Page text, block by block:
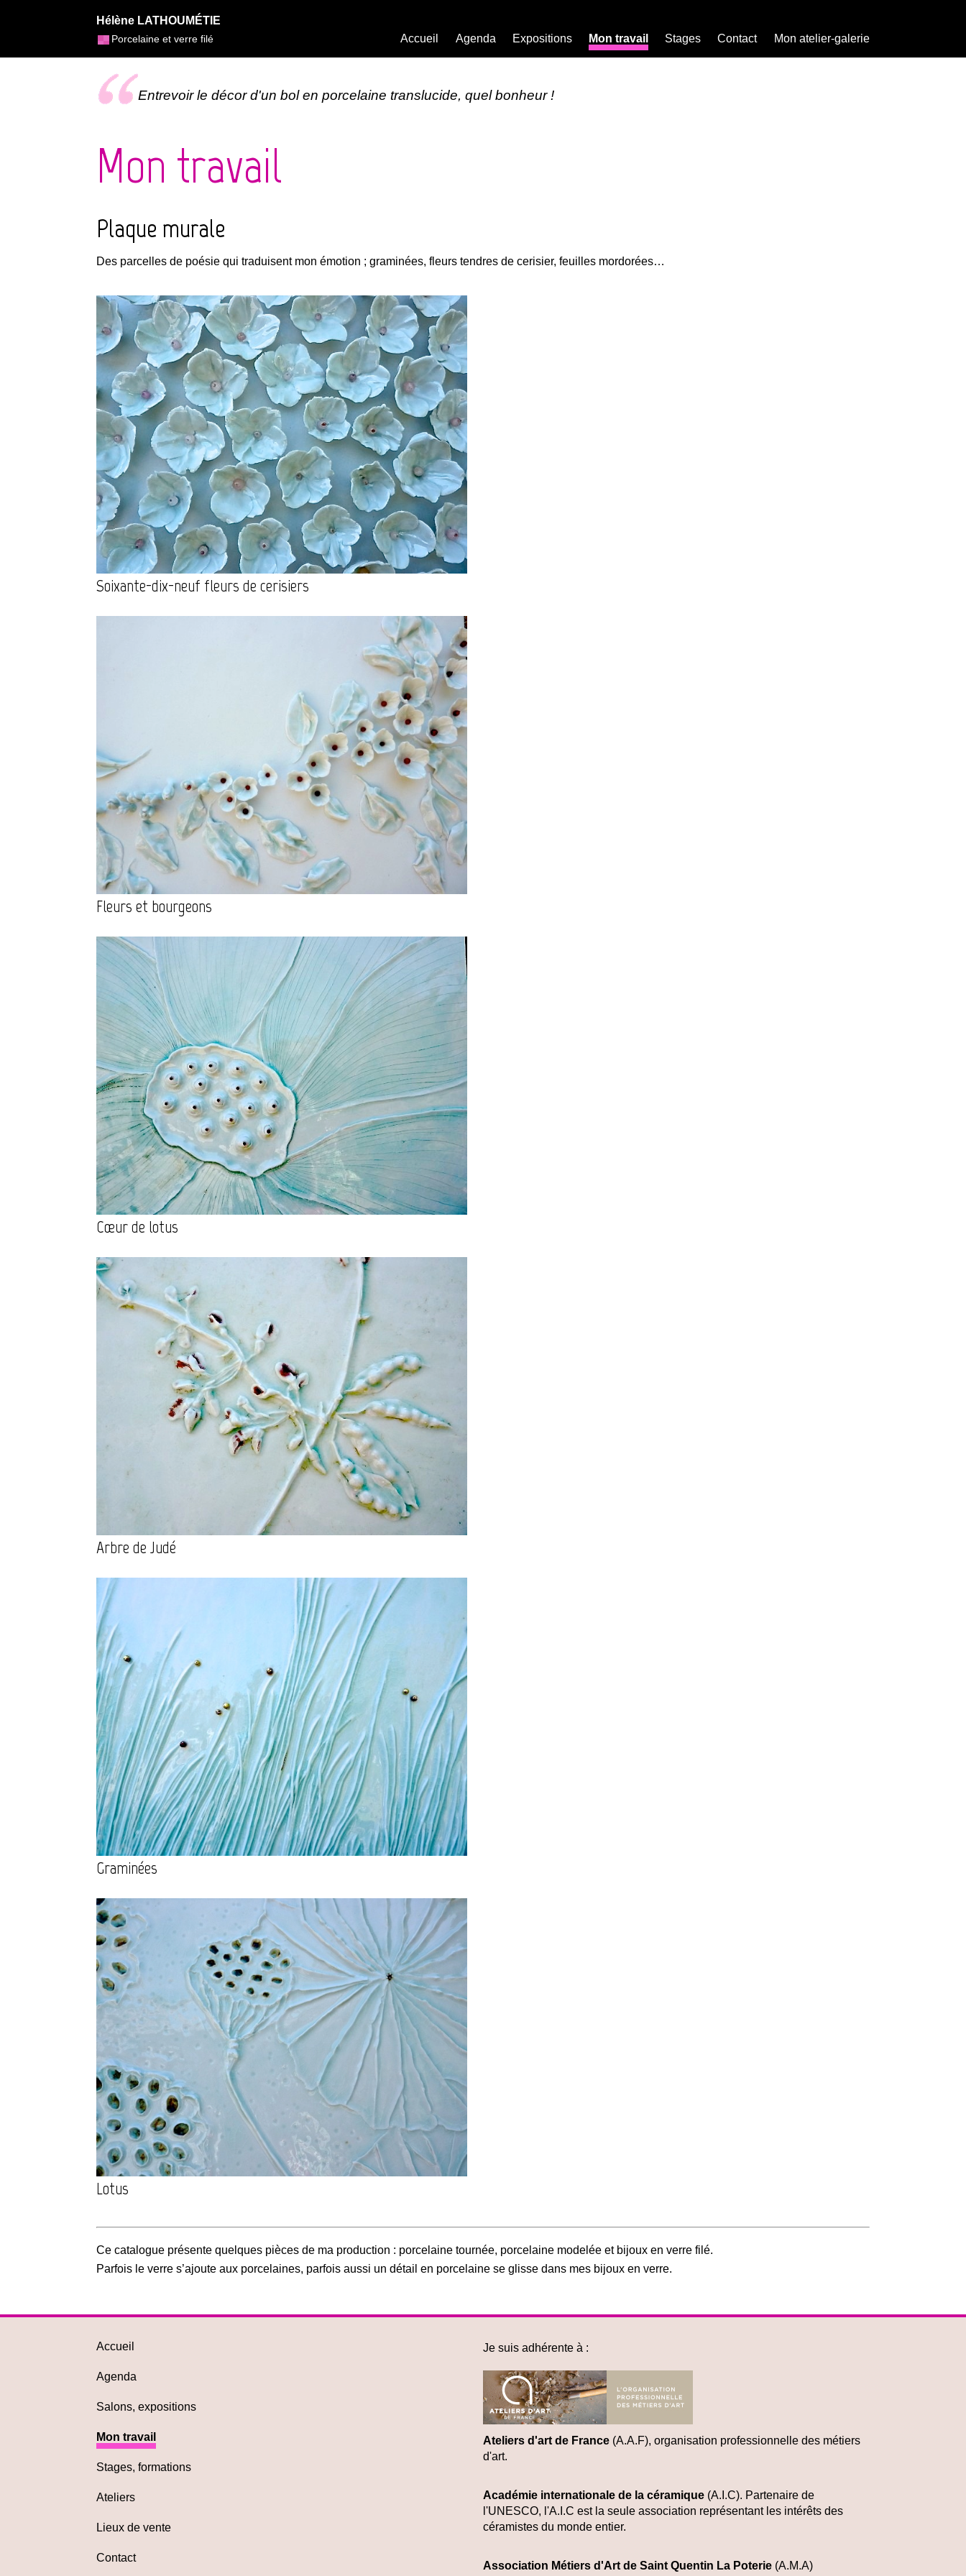
Hélène LATHOUMÉTIE
Porcelaine et verre filé Accueil Agenda Expositions Mon travail Stages Contact Mon atelier-galerie
Entrevoir le décor d'un bol en porcelaine translucide, quel bonheur !
Mon travail
Plaque murale
Des parcelles de poésie qui traduisent mon émotion ; graminées, fleurs tendres de cerisier, feuilles mordorées…
Soixante-dix-neuf fleurs de cerisiers
Fleurs et bourgeons
Cœur de lotus
Arbre de Judé
Graminées
Lotus
Ce catalogue présente quelques pièces de ma production : porcelaine tournée, porcelaine modelée et bijoux en verre filé.
Parfois le verre s’ajoute aux porcelaines, parfois aussi un détail en porcelaine se glisse dans mes bijoux en verre.
Accueil
Agenda
Salons, expositions
Mon travail
Stages, formations
Ateliers
Lieux de vente
Contact
Je suis adhérente à :
Ateliers d'art de France(A.A.F), organisation professionnelle des métiers
d'art.
Académie internationale de la céramique(A.I.C). Partenaire de
l'UNESCO, l'A.I.C est la seule association représentant les intérêts des
céramistes du monde entier.
Association Métiers d'Art de Saint Quentin La Poterie(A.M.A)